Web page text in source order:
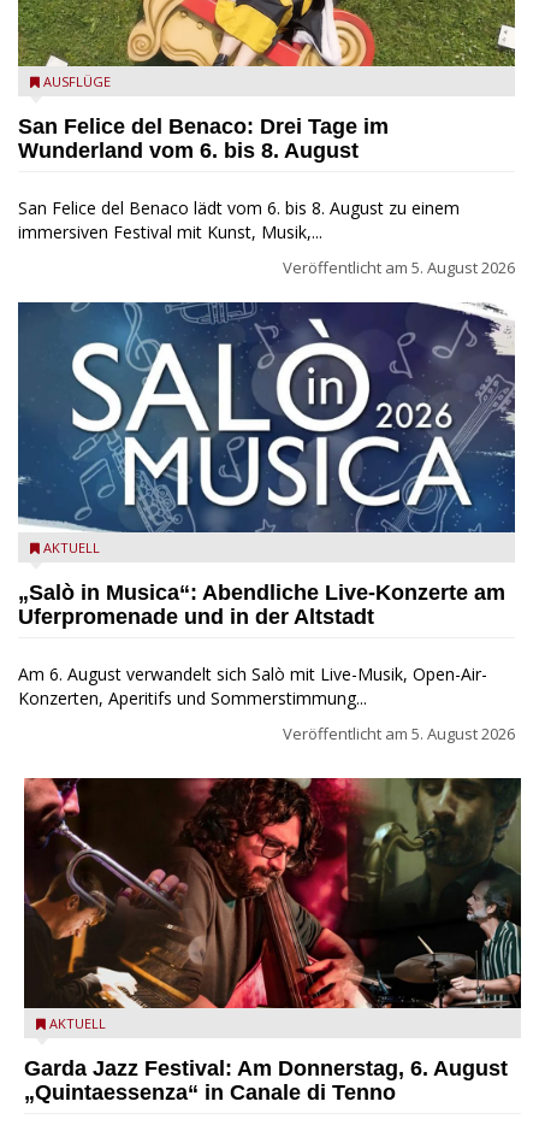
San Felice del Benaco: Drei Tage im Wunderland
AUSFLÜGE
San Felice del Benaco: Drei Tage im
Wunderland vom 6. bis 8. August
San Felice del Benaco lädt vom 6. bis 8. August zu einem
immersiven Festival mit Kunst, Musik,...
Veröffentlicht am 5. August 2026
Salò in Musica 2026
AKTUELL
„Salò in Musica“: Abendliche Live-Konzerte am
Uferpromenade und in der Altstadt
Am 6. August verwandelt sich Salò mit Live-Musik, Open-Air-
Konzerten, Aperitifs und Sommerstimmung...
Veröffentlicht am 5. August 2026
Das Ensemble Quintaessenza zu Gast beim Garda Jazz
AKTUELL
Garda Jazz Festival: Am Donnerstag, 6. August
„Quintaessenza“ in Canale di Tenno